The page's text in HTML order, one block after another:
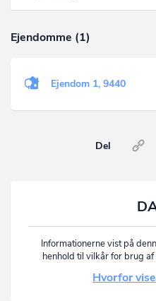
Ejendomme (1)
Ejendom 1, 9440
Del
Informationerne vist på
henhold til vilkår for brug
Hvorfor